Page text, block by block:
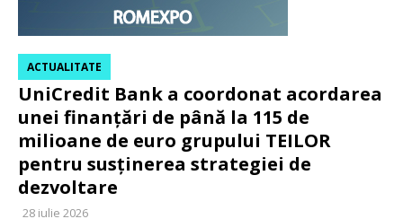
UniCredit Bank a coordonat acordarea
unei finanțări de până la 115 de
milioane de euro grupului TEILOR
pentru susținerea strategiei de
dezvoltare
ACTUALITATE
28 iulie 2026